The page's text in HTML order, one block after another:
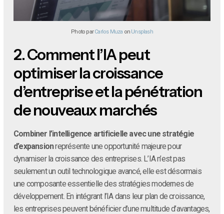
Photo parCarlos Muza on Unsplash
2.Comment l’IA peut
optimiser la croissance
d’entreprise et la pénétration
de nouveaux marchés
Combiner l’intelligence artificielle avec une stratégie
d’expansionreprésente une opportunité majeure pour
dynamiser la croissance des entreprises. L’IA n’est pas
seulement un outil technologique avancé, elle est désormais
une composante essentielle des stratégies modernes de
développement. En intégrant l’IA dans leur plan de croissance,
les entreprises peuvent bénéficier d’une multitude d’avantages,